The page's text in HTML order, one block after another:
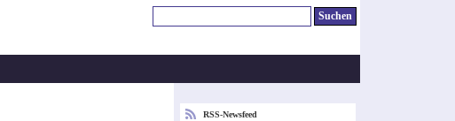
RSS-Newsfeed